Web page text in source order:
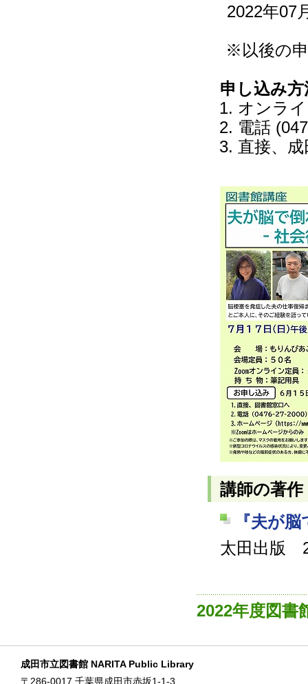
2022年07
※以後の
申し込み方
オンラ
電話
直接、
講師の著作
『夫が
太田出版
2022年度図書
成田市立図書館 NARITA Public Library
〒286-0017 千葉県成田市赤坂1-1-3